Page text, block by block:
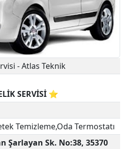
- Atlas Teknik
SERVİSİ ⭐
Temizleme,Oda Termostatı
Şarlayan Sk. No:38, 35370